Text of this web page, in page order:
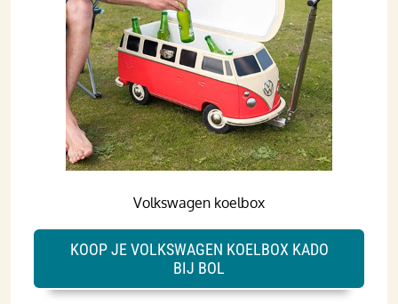
Volkswagen koelbox
KOOP JE VOLKSWAGEN KOELBOX KADO
BIJ BOL